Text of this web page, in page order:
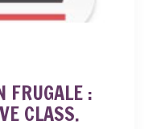
FRUGALE :
CLASS.